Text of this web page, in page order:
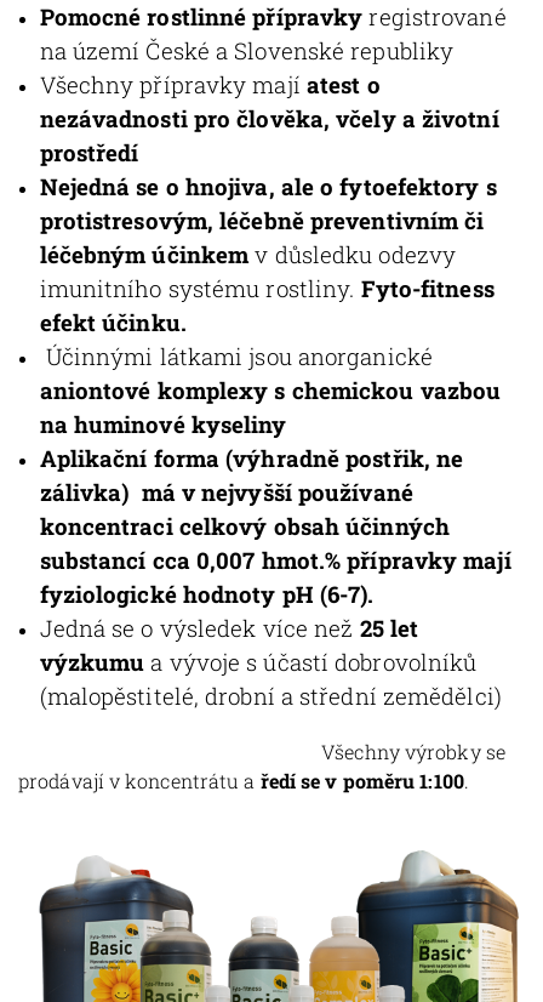
Pomocné rostlinné přípravkyregistrované
na území České a Slovenské republiky
Všechny přípravky mají atest o
nezávadnosti pro člověka, včely a životní
prostředí
Nejedná se o hnojiva, ale o fytoefektory s
protistresovým, léčebně preventivním či
léčebným účinkemv důsledku odezvy
imunitního systému rostliny. Fyto-fitness
efekt účinku.
Účinnými látkami jsou anorganické
aniontové komplexy s chemickou vazbou
na huminové kyseliny
Aplikační forma (výhradně postřik, ne
zálivka) má v nejvyšší používané
koncentraci celkový obsah účinných
substancí cca 0,007 hmot.% přípravky mají
fyziologické hodnoty pH (6-7).
Jedná se o výsledek více než 25 let
výzkumu a vývoje s účastí dobrovolníků
(malopěstitelé, drobní a střední zemědělci)
Všechny výrobky se
prodávají v koncentrátu a ředí se v poměru 1:100.